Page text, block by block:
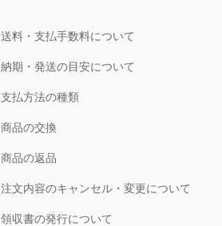
送料・支払手数料について
納期・発送の目安について
支払方法の種類
商品の交換
商品の返品
注文内容のキャンセル・変更について
領収書の発行について